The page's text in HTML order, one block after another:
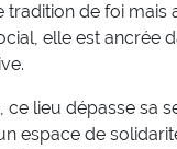
tradition de foi mais
elle est ancrée
ce lieu dépasse sa
espace de